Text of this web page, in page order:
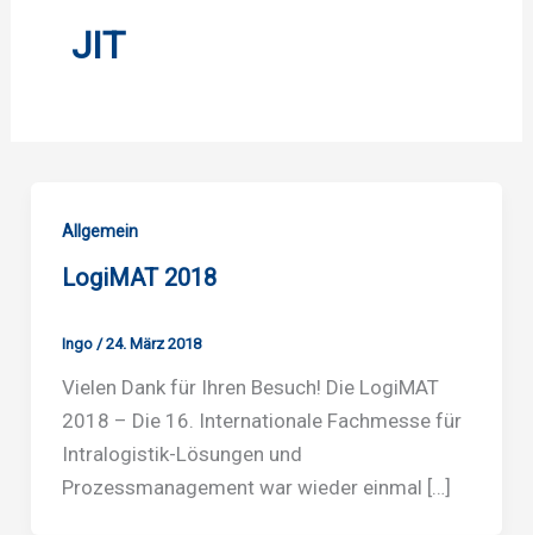
JIT
Allgemein
LogiMAT 2018
Ingo /24. März 2018
Vielen Dank für Ihren Besuch! Die LogiMAT
2018 – Die 16. Internationale Fachmesse für
Intralogistik-Lösungen und
Prozessmanagement war wieder einmal […]